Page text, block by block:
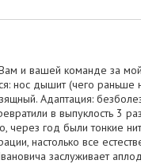
и вашей команде за
нос дышит (чего раньше
Адаптация:
в выпуклость 3
через год были тонкие
настолько все
заслуживает